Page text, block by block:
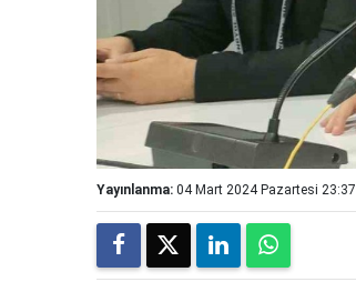
Yayınlanma: 04 Mart 2024 Pazartesi 23:37